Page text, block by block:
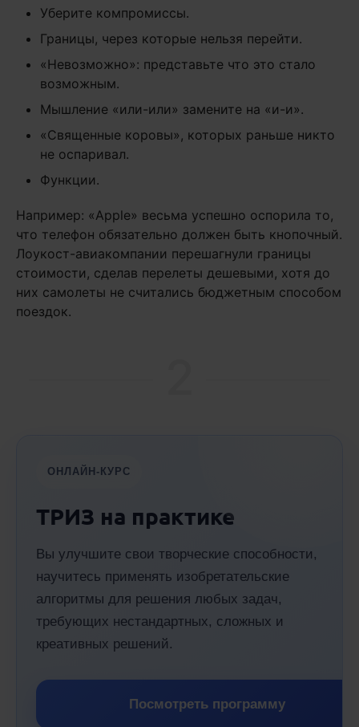
Уберите компромиссы.
Границы, через которые нельзя перейти.
«Невозможно»: представьте что это стало
возможным.
Мышление «или-или» замените на «и-и».
«Священные коровы», которых раньше никто
не оспаривал.
Функции.
Например: «Apple» весьма успешно оспорила то,
что телефон обязательно должен быть кнопочный.
Лоукост-авиакомпании перешагнули границы
стоимости, сделав перелеты дешевыми, хотя до
них самолеты не считались бюджетным способом
поездок.
ОНЛАЙН-КУРС
ТРИЗ на практике
Вы улучшите свои творческие способности,
научитесь применять изобретательские
алгоритмы для решения любых задач,
требующих нестандартных, сложных и
креативных решений.
Посмотреть программу